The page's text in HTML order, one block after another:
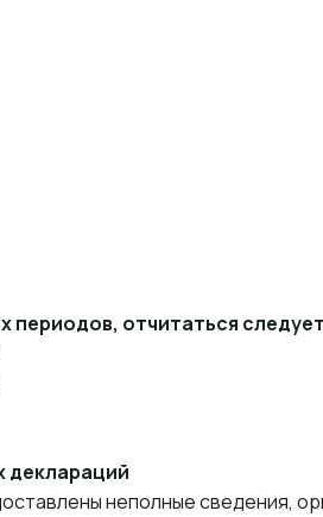
периодов, отчитаться
деклараций
неполные сведения,